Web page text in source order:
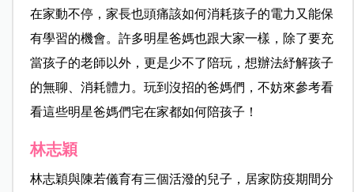
在家動不停，家長也頭痛該如何消耗孩子的電力又能保
有學習的機會。許多明星爸媽也跟大家一樣，除了要充
當孩子的老師以外，更是少不了陪玩，想辦法紓解孩子
的無聊、消耗體力。玩到沒招的爸媽們，不妨來參考看
看這些明星爸媽們宅在家都如何陪孩子！
林志穎
林志穎與陳若儀育有三個活潑的兒子，居家防疫期間分